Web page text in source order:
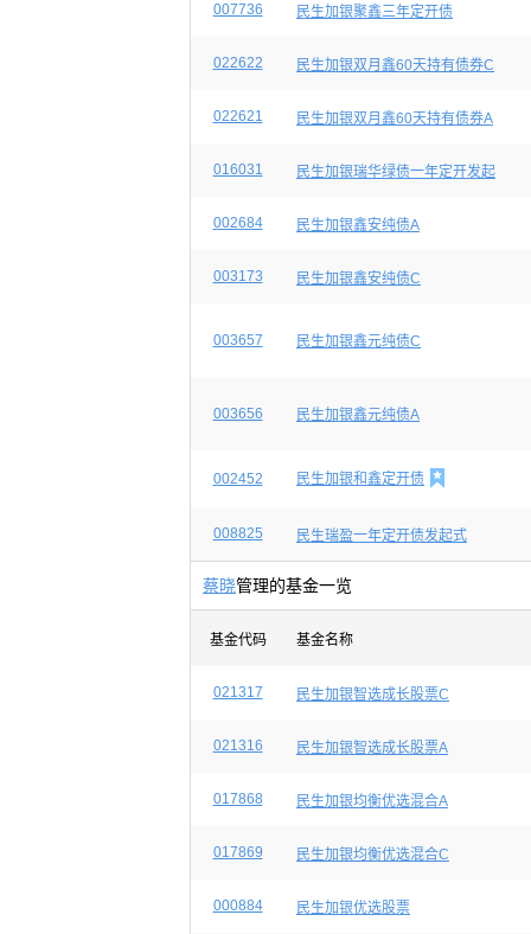
007736 民生加银聚鑫三年定开债
022622 民生加银双月鑫60天持有债券C
022621 民生加银双月鑫60天持有债券A
016031 民生加银瑞华绿债一年定开发起
002684 民生加银鑫安纯债A
003173 民生加银鑫安纯债C
003657 民生加银鑫元纯债C
003656 民生加银鑫元纯债A
002452 民生加银和鑫定开债 
008825 民生瑞盈一年定开债发起式
蔡晓管理的基金一览
基金代码 基金名称
021317 民生加银智选成长股票C
021316 民生加银智选成长股票A
017868 民生加银均衡优选混合A
017869 民生加银均衡优选混合C
000884 民生加银优选股票